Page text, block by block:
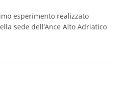
esperimento realizzato
sede dell’Ance Alto Adriatico